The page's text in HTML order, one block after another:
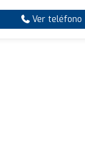
Ver teléfono